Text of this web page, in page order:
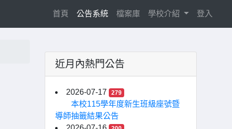
首頁 (current)
公告系統 檔案庫 學校介紹 登入
近月內熱門公告
2026-07-17 279
本校115學年度新生班級座號暨
導師抽籤結果公告